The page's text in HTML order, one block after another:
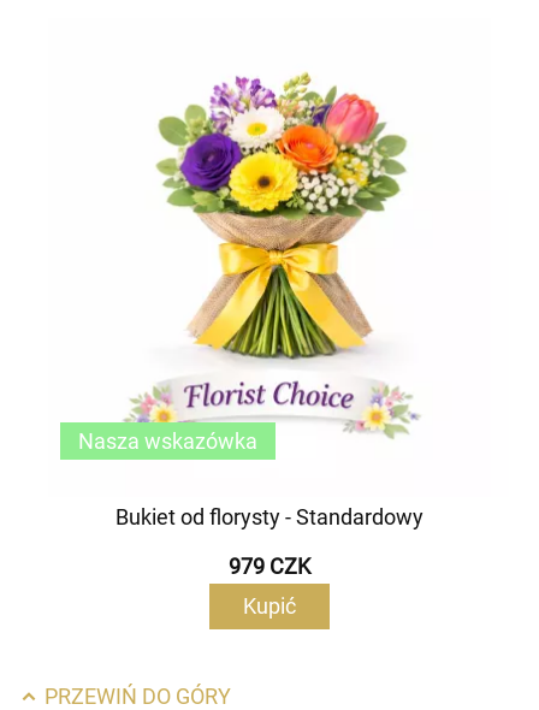
Bukiet od florysty - Standardowy
979 CZK
Kupić
Nasza wskazówka
PRZEWIŃ DO GÓRY